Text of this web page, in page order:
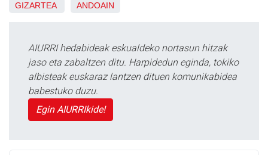
GIZARTEA ANDOAIN
AIURRI hedabideak eskualdeko nortasun hitzak
jaso eta zabaltzen ditu. Harpidedun eginda, tokiko
albisteak euskaraz lantzen dituen komunikabidea
babestuko duzu.
Egin AIURRIkide!